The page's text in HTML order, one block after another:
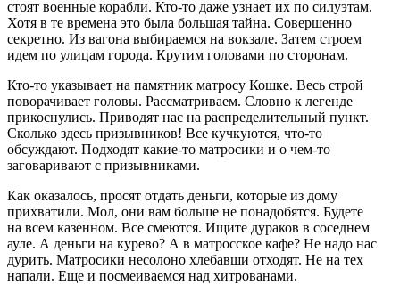
стоят военные корабли. Кто-то даже узнает их по силуэтам.
Хотя в те времена это была большая тайна. Совершенно
секретно. Из вагона выбираемся на вокзале. Затем строем
идем по улицам города. Крутим головами по сторонам.
Кто-то указывает на памятник матросу Кошке. Весь строй
поворачивает головы. Рассматриваем. Словно к легенде
прикоснулись. Приводят нас на распределительный пункт.
Сколько здесь призывников! Все кучкуются, что-то
обсуждают. Подходят какие-то матросики и о чем-то
заговаривают с призывниками.
Как оказалось, просят отдать деньги, которые из дому
прихватили. Мол, они вам больше не понадобятся. Будете
на всем казенном. Все смеются. Ищите дураков в соседнем
ауле. А деньги на курево? А в матросское кафе? Не надо нас
дурить. Матросики несолоно хлебавши отходят. Не на тех
напали. Еще и посмеиваемся над хитрованами.